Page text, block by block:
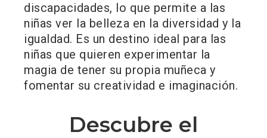
discapacidades, lo que permite a las
niñas ver la belleza en la diversidad y la
igualdad. Es un destino ideal para las
niñas que quieren experimentar la
magia de tener su propia muñeca y
fomentar su creatividad e imaginación.
Descubre el